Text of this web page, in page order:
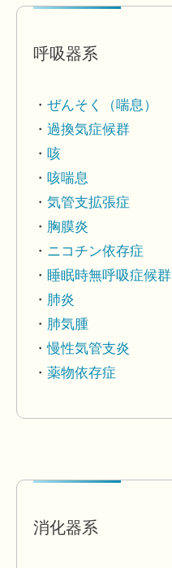
呼吸器系
ぜんそく（喘息）
過換気症候群
咳
咳喘息
気管支拡張症
胸膜炎
ニコチン依存症
睡眠時無呼吸症候群
肺炎
肺気腫
慢性気管支炎
薬物依存症
消化器系